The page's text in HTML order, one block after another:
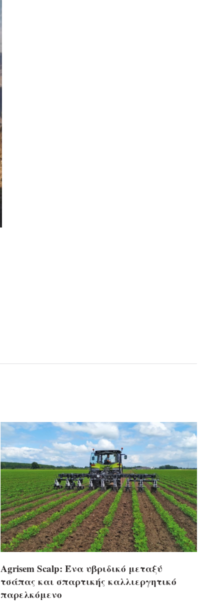
Agrisem Scalp: Ένα υβριδικό μεταξύ
τσάπας και σπαρτικής καλλιεργητικό
παρελκόμενο